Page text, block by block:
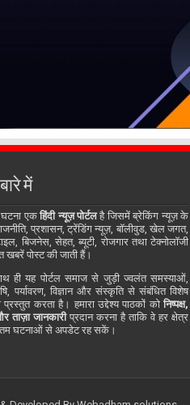
में
एकहिंदी न्यूज़ पोर्टलहै जिसमें ब्रेकिंग न्यूज़ के
प्रशासन, ट्रेंडिंग न्यूज़, बॉलीवुड, खेल जगत,
बिजनेस, सेहत, ब्यूटी, रोजगार तथा टेक्नोलॉजी
खबरें पोस्ट की जाती हैं।
ही यह पोर्टल समाज से जुड़ी ज्वलंत समस्याओं,
पर्यावरण, विज्ञान और संस्कृति से संबंधित विशेष
प्रस्तुत करता है। हमारा उद्देश्य पाठकों कोनिष्पक्ष,
ताज़ा जानकारीप्रदान करना है ताकि वे हर क्षेत्र
घटनाओं से अपडेट रह सकें।